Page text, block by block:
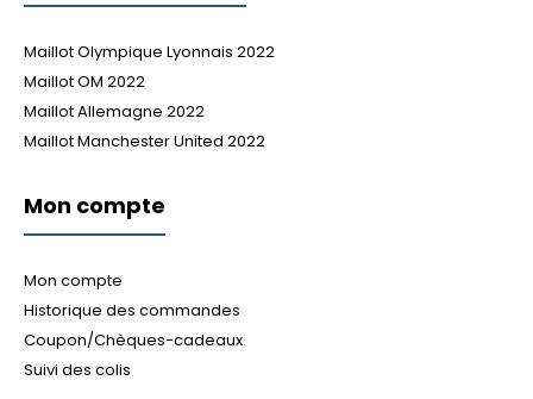
Maillot Olympique Lyonnais 2022
Maillot OM 2022
Maillot Allemagne 2022
Maillot Manchester United 2022
Mon compte
Mon compte
Historique des commandes
Coupon/Chèques-cadeaux
Suivi des colis